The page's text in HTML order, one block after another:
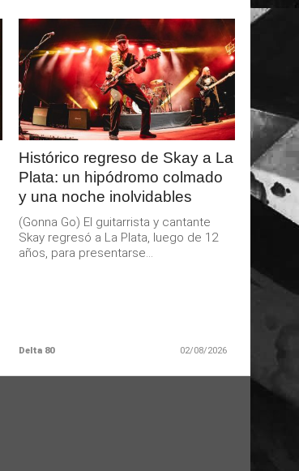
LEER
MAS
Histórico regreso de Skay a La
Plata: un hipódromo colmado
y una noche inolvidables
(Gonna Go) El guitarrista y cantante
Skay regresó a La Plata, luego de 12
años, para presentarse...
Delta 80 02/08/2026